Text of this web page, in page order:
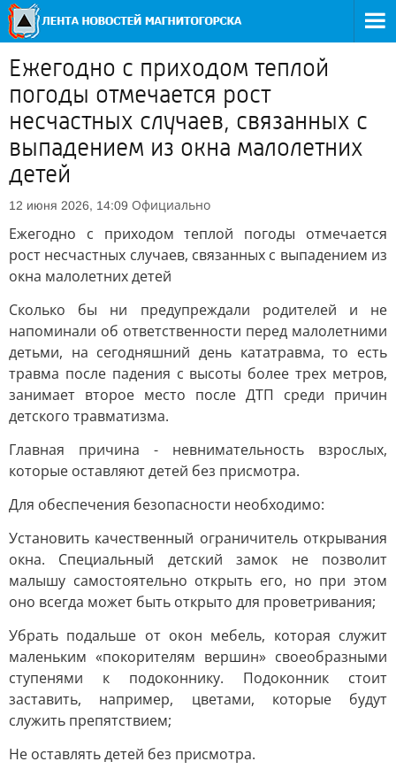
Ежегодно с приходом теплой
погоды отмечается рост
несчастных случаев, связанных с
выпадением из окна малолетних
детей
12 июня 2026, 14:09 Официально
Ежегодно с приходом теплой погоды отмечается
рост несчастных случаев, связанных с выпадением из
окна малолетних детей
Сколько бы ни предупреждали родителей и не
напоминали об ответственности перед малолетними
детьми, на сегодняшний день кататравма, то есть
травма после падения с высоты более трех метров,
занимает второе место после ДТП среди причин
детского травматизма.
Главная причина - невнимательность взрослых,
которые оставляют детей без присмотра.
Для обеспечения безопасности необходимо:
Установить качественный ограничитель открывания
окна. Специальный детский замок не позволит
малышу самостоятельно открыть его, но при этом
оно всегда может быть открыто для проветривания;
Убрать подальше от окон мебель, которая служит
маленьким «покорителям вершин» своеобразными
ступенями к подоконнику. Подоконник стоит
заставить, например, цветами, которые будут
служить препятствием;
Не оставлять детей без присмотра.